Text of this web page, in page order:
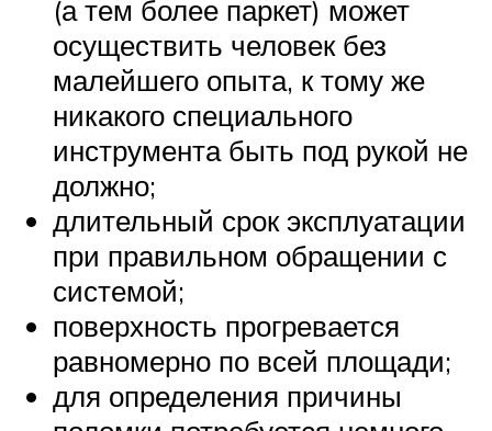
(а тем более паркет) может
осуществить человек без
малейшего опыта, к тому же
никакого специального
инструмента быть под рукой не
должно;
длительный срок эксплуатации
при правильном обращении с
системой;
поверхность прогревается
равномерно по всей площади;
для определения причины